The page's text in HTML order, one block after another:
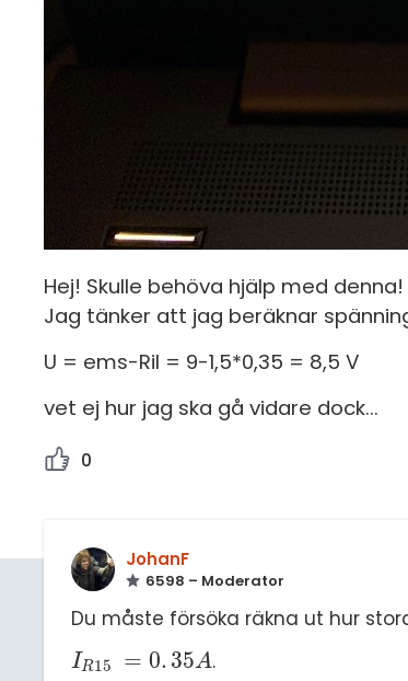
Hej! Skulle behöva hjälp med denna!
Jag tänker att jag beräknar
U = ems-RiI = 9-1,5*0,35 = 8,5 V
vet ej hur jag ska gå vidare dock...
0
JohanF
6598 – Moderator
Du måste försöka räkna ut hur
IR15 = 0. 35A
IR15 = 0.35A .